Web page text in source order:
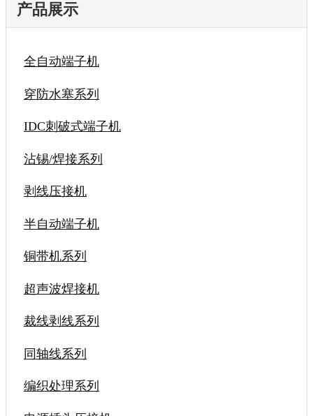
产品展示
全自动端子机
穿防水塞系列
IDC刺破式端子机
沾锡/焊接系列
剥线压接机
半自动端子机
铜带机系列
超声波焊接机
裁线剥线系列
同轴线系列
编织处理系列